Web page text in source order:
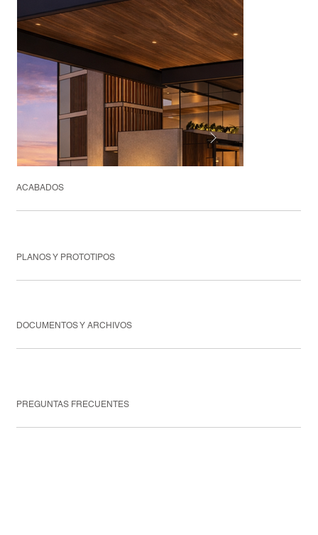
PLANOS Y PROTOTIPOS
ACABADOS
DOCUMENTOS Y ARCHIVOS
PREGUNTAS FRECUENTES